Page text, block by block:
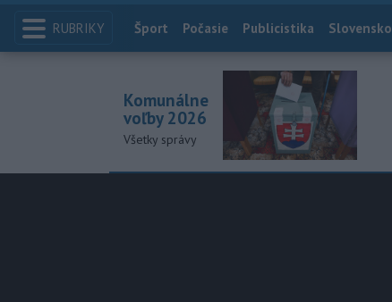
RUBRIKY Index
Šport Počasie Publicistika Slovensko
Komunálne
voľby 2026
Všetky správy